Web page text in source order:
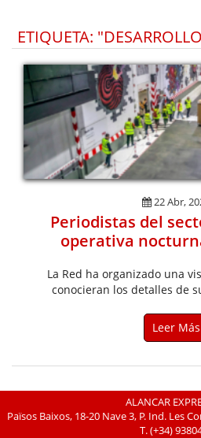
ETIQUETA:
22 Abr,
Periodistas del
operativa
La Red ha organizado una
conocieran los detalles de
Leer Más
ALANCAR
Països Baixos, 18-20 Nave 3, P. Ind. Les
T.(+34)